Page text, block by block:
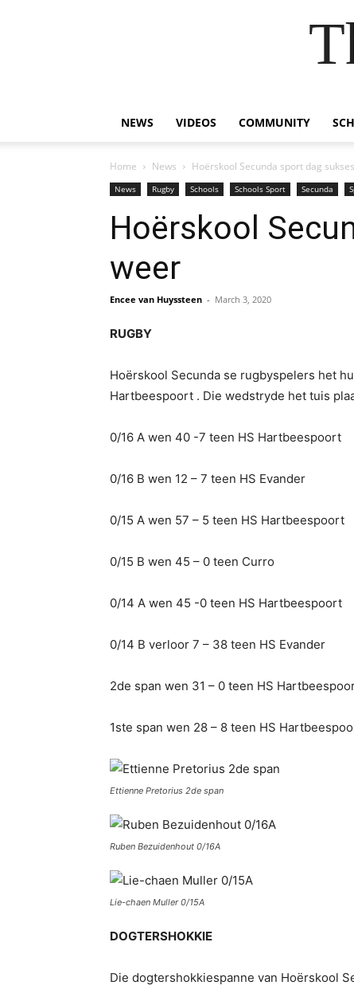
NEWS VIDEOS COMMUNITY
Home News Hoërskool Secunda sport dag
News Rugby Schools Schools Sport Secunda
Hoërskool
weer
Encee van Huyssteen - March 3, 2020
RUGBY
Hoërskool Secunda se rugbyspelers het
Hartbeespoort . Die wedstryde het tuis
0/16 A wen 40 -7 teen HS Hartbeespoort
0/16 B wen 12 – 7 teen HS Evander
0/15 A wen 57 – 5 teen HS Hartbeespoort
0/15 B wen 45 – 0 teen Curro
0/14 A wen 45 -0 teen HS Hartbeespoort
0/14 B verloor 7 – 38 teen HS Evander
2de span wen 31 – 0 teen HS
1ste span wen 28 – 8 teen HS
Ettienne Pretorius 2de span
Ruben Bezuidenhout 0/16A
Lie-chaen Muller 0/15A
DOGTERSHOKKIE
Die dogtershokkiespanne van Hoërskool